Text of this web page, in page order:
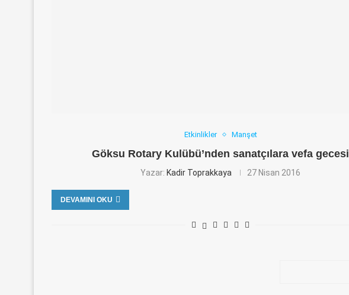
Etkinlikler Manşet
Göksu Rotary Kulübü’nden sanatçılara vefa gecesi
Yazar: Kadir Toprakkaya 27 Nisan 2016
DEVAMINI OKU